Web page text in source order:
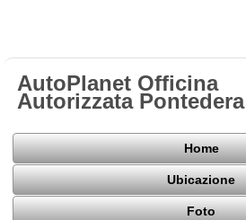
AutoPlanet Officina
Autorizzata Pontedera
Home
Ubicazione
Foto